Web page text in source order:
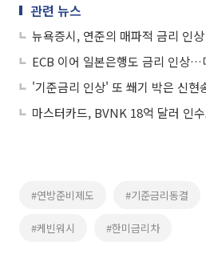
관련 뉴스
#연방준비제도 #기준금리동결
#케빈워시 #한미금리차